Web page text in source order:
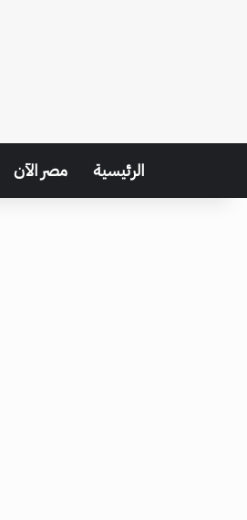
الرئيسية مصر الآن